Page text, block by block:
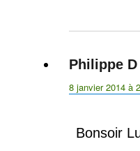
Philippe D
8 janvier 2014 à
Bonsoir